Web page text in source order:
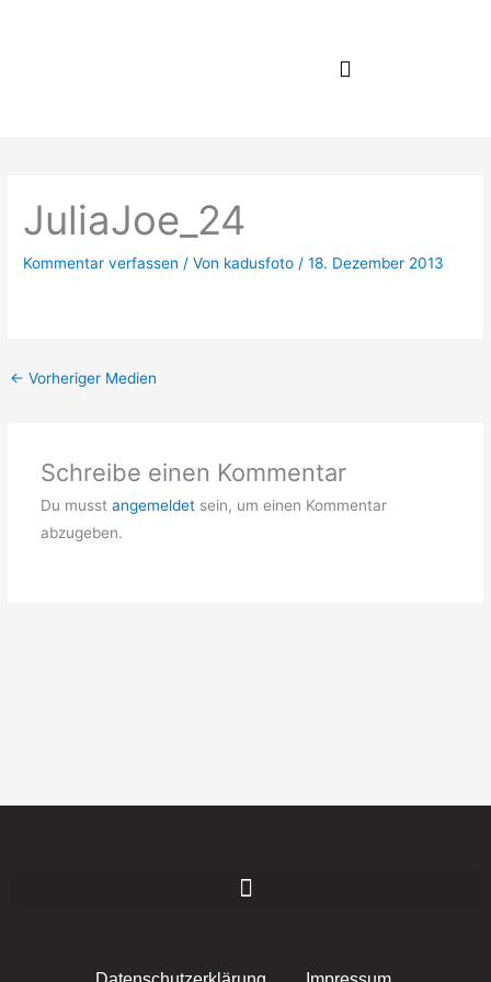
JuliaJoe_24
Kommentar verfassen / Von kadusfoto /18. Dezember 2013
← Vorheriger Medien
Schreibe einen Kommentar
Du musst angemeldetsein, um einen Kommentar
abzugeben.